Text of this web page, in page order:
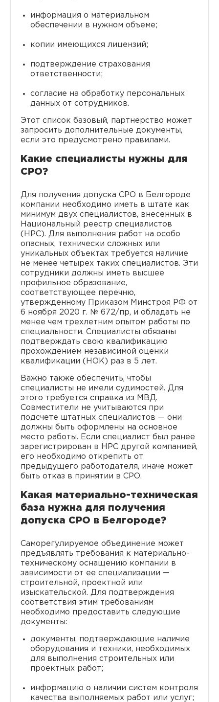
информация о материальном
обеспечении в нужном объеме;
копии имеющихся лицензий;
подтверждение страхования
ответственности;
согласие на обработку персональных
данных от сотрудников.
Этот список базовый, партнерство может
запросить дополнительные документы,
если это предусмотрено правилами.
Какие специалисты нужны для
СРО?
Для получения допуска СРО в Белгороде
компании необходимо иметь в штате как
минимум двух специалистов, внесенных в
Национальный реестр специалистов
(НРС). Для выполнения работ на особо
опасных, технически сложных или
уникальных объектах требуется наличие
не менее четырех таких специалистов. Эти
сотрудники должны иметь высшее
профильное образование,
соответствующее перечню,
утвержденному Приказом Минстроя РФ от
6 ноября 2020 г. № 672/пр, и обладать не
менее чем трехлетним опытом работы по
специальности. Специалисты обязаны
подтверждать свою квалификацию
прохождением независимой оценки
квалификации (НОК) раз в 5 лет.
Важно также обеспечить, чтобы
специалисты не имели судимостей. Для
этого требуется справка из МВД.
Совместители не учитываются при
подсчете штатных специалистов — они
должны быть оформлены на основное
место работы. Если специалист был ранее
зарегистрирован в НРС другой компанией,
его необходимо открепить от
предыдущего работодателя, иначе может
быть отказ в принятии в СРО.
Какая материально-техническая
база нужна для получения
допуска СРО в Белгороде?
Саморегулируемое объединение может
предъявлять требования к материально-
техническому оснащению компании в
зависимости от ее специализации —
строительной, проектной или
изыскательской. Для подтверждения
соответствия этим требованиям
необходимо предоставить следующие
документы:
документы, подтверждающие наличие
оборудования и техники, необходимых
для выполнения строительных или
проектных работ;
информацию о наличии систем контроля
качества выполняемых работ или услуг;